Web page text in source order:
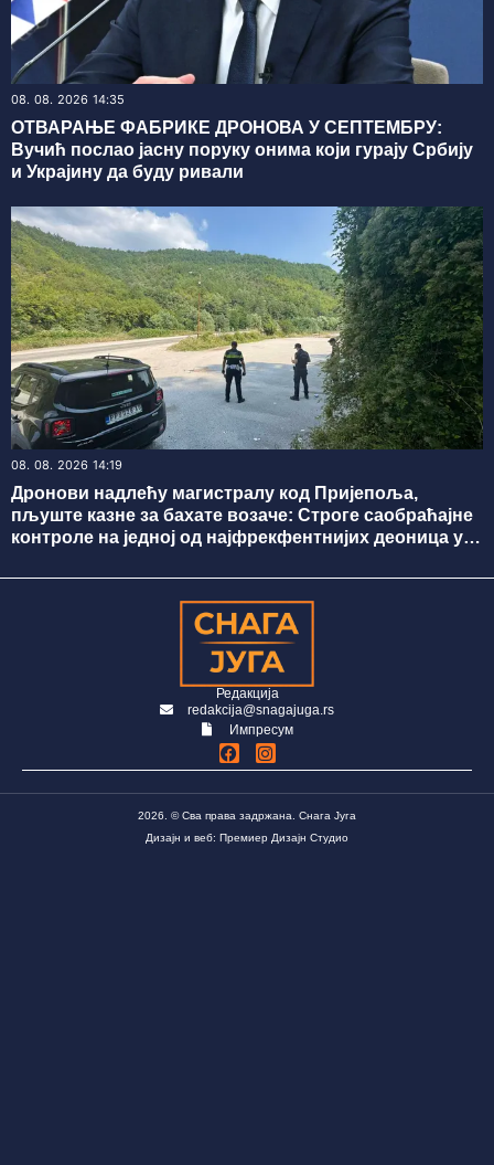
08. 08. 2026 14:35
ОТВАРАЊЕ ФАБРИКЕ ДРОНОВА У СЕПТЕМБРУ:
Вучић послао јасну поруку онима који гурају Србију
и Украјину да буду ривали
08. 08. 2026 14:19
Дронови надлећу магистралу код Пријепоља,
пљуште казне за бахате возаче: Строге саобраћајне
контроле на једној од најфрекфентнијих деоница у
Редакција
redakcija@snagajuga.rs
Импресум
2026. © Сва права задржана. Снага Југа
Дизајн и веб: Премиер Дизајн Студио